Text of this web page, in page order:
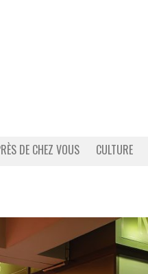
DE CHEZ VOUS CULTURE